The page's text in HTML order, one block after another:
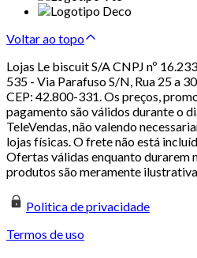
Voltar ao topo
Lojas Le biscuit S/A CNPJ nº
535 - Via Parafuso S/N, Rua 25 a
CEP: 42.800-331. Os preços,
pagamento são válidos durante o
TeleVendas, não valendo
lojas físicas. O frete não está
Ofertas válidas enquanto durarem
produtos são meramente
Politica de privacidade
Termos de uso